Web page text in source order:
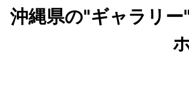
沖縄県の"ギャラリ